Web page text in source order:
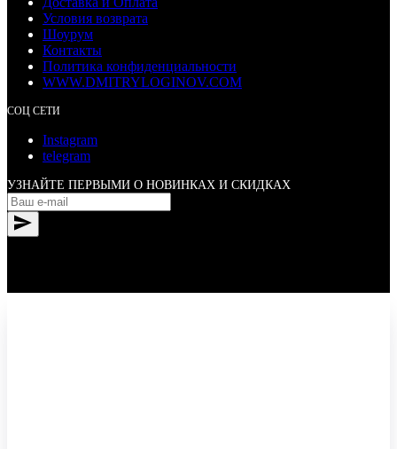
Условия возврата
Шоурум
Контакты
Политика конфиденциальности
WWW.DMITRYLOGINOV.COM
СОЦ СЕТИ
Instagram
telegram
УЗНАЙТЕ ПЕРВЫМИ О НОВИНКАХ И СКИДКАХ